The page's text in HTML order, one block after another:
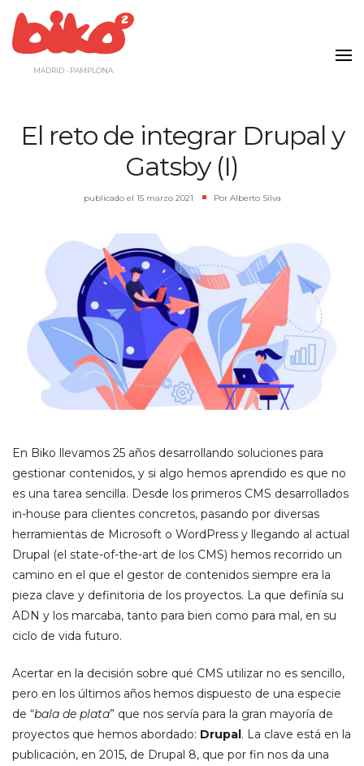
contenido
MADRID - PAMPLONA
El reto de integrar Drupal y
Gatsby (I)
publicado el 15 marzo 2021 | Por Alberto Silva
En Biko llevamos 25 años desarrollando soluciones para
gestionar contenidos, y si algo hemos aprendido es que no
es una tarea sencilla. Desde los primeros CMS desarrollados
in-house para clientes concretos, pasando por diversas
herramientas de Microsoft o WordPress y llegando al actual
Drupal (el state-of-the-art de los CMS) hemos recorrido un
camino en el que el gestor de contenidos siempre era la
pieza clave y definitoria de los proyectos. La que definía su
ADN y los marcaba, tanto para bien como para mal, en su
ciclo de vida futuro.
Acertar en la decisión sobre qué CMS utilizar no es sencillo,
pero en los últimos años hemos dispuesto de una especie
de “bala de plata” que nos servía para la gran mayoría de
proyectos que hemos abordado: Drupal. La clave está en la
publicación, en 2015, de Drupal 8, que por fin nos da una